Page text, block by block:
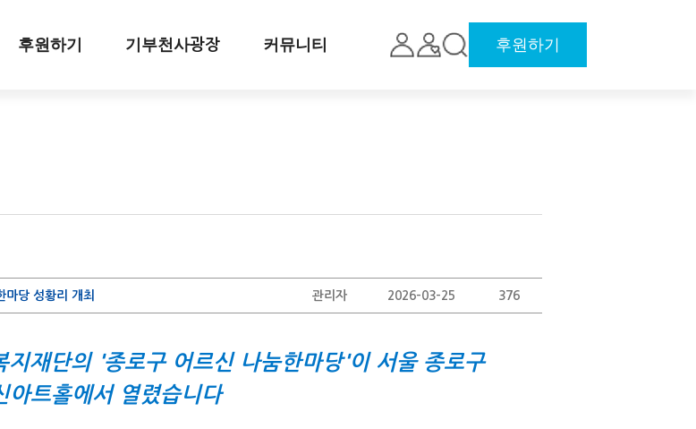
후원하기 기부천사광장 커뮤니티 후원하기
당 성황리 개최 관리자 2026-03-25 376
재단의 '종로구 어르신 나눔한마당'이 서울 종로구
아트홀에서 열렸습니다